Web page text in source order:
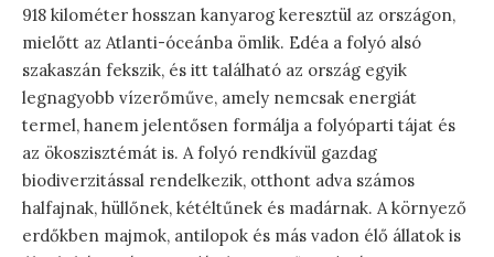
918 kilométer hosszan kanyarog keresztül az országon,
mielőtt az Atlanti-óceánba ömlik. Edéa a folyó alsó
szakaszán fekszik, és itt található az ország egyik
legnagyobb vízerőműve, amely nemcsak energiát
termel, hanem jelentősen formálja a folyóparti tájat és
az ökoszisztémát is. A folyó rendkívül gazdag
biodiverzitással rendelkezik, otthont adva számos
halfajnak, hüllőnek, kétéltűnek és madárnak. A környező
erdőkben majmok, antilopok és más vadon élő állatok is